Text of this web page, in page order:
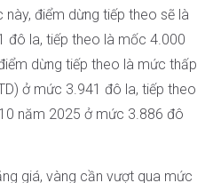
điểm dừng tiếp theo sẽ là
đô la, tiếp theo là mốc 4.000
dừng tiếp theo là mức thấp
ở mức 3.941 đô la, tiếp theo
năm 2025 ở mức 3.886 đô
giá, vàng cần vượt qua mức